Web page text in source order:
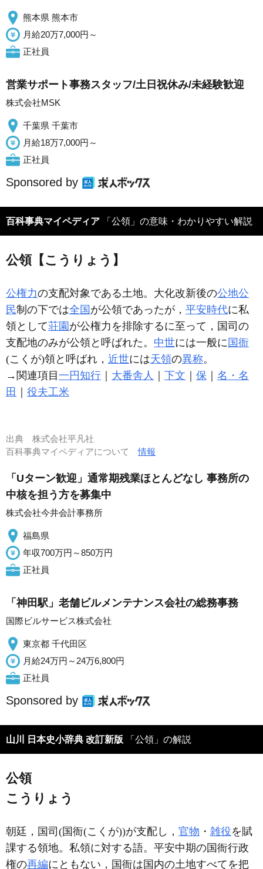
熊本県 熊本市
月給20万7,000円～
正社員
営業サポート事務スタッフ/土日祝休み/未経験歓迎
株式会社MSK
千葉県 千葉市
月給18万7,000円～
正社員
Sponsored by
百科事典マイペディア 「公領」の意味・わかりやすい解説
公領【こうりょう】
公権力の支配対象である土地。大化改新後の公地公
民制の下では全国 が公領であったが， 平安時代に私
領として荘園 が公権力を排除するに至って，国司の
支配地のみが公領と呼ばれた。 中世には一般に 国衙
(こくが)領と呼ばれ， 近世には天領の異称。
→関連項目 一円知行 大番舎人 下文 保
名・名
田
役夫工米
出典 株式会社平凡社
百科事典マイペディアについて情報
「Uターン歓迎」通常期残業ほとんどなし 事務所の
中核を担う方を募集中
株式会社今井会計事務所
福島県
年収700万円～850万円
正社員
「神田駅」老舗ビルメンテナンス会社の総務事務
国際ビルサービス株式会社
東京都 千代田区
月給24万円～24万6,800円
正社員
Sponsored by
山川 日本史小辞典 改訂新版 「公領」の解説
公領
こうりょう
朝廷，国司(国衙(こくが))が支配し， 官物 ・ 雑役を賦
課する領地。私領に対する語。平安中期の国衙行政
権の再編にともない，国衙は国内の土地すべてを把